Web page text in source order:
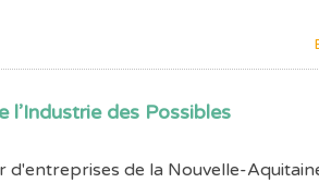
l’Industrie des Possibles
d'entreprises de la Nouvelle-